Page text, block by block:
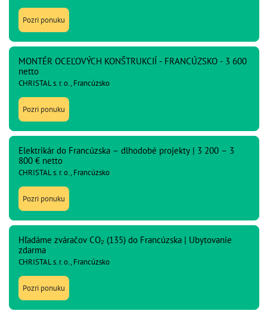
Pozri ponuku
MONTÉR OCEĽOVÝCH KONŠTRUKCIÍ - FRANCÚZSKO - 3 600
netto
CHRISTAL s. r. o., Francúzsko
Pozri ponuku
Elektrikár do Francúzska – dlhodobé projekty | 3 200 – 3
800 € netto
CHRISTAL s. r. o., Francúzsko
Pozri ponuku
Hľadáme zváračov CO₂ (135) do Francúzska | Ubytovanie
zdarma
CHRISTAL s. r. o., Francúzsko
Pozri ponuku